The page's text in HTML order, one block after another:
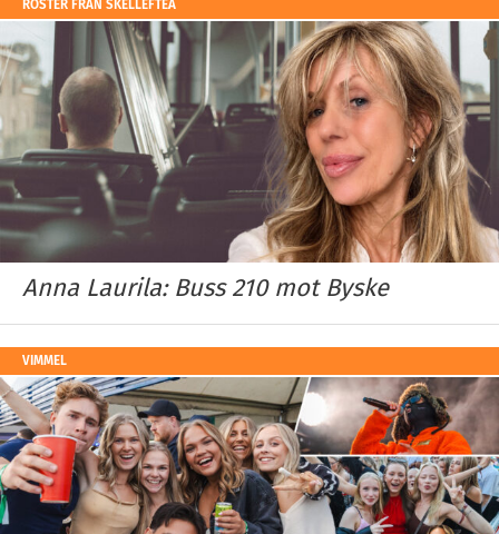
RÖSTER FRÅN SKELLEFTEÅ
Anna Laurila: Buss 210 mot Byske
VIMMEL